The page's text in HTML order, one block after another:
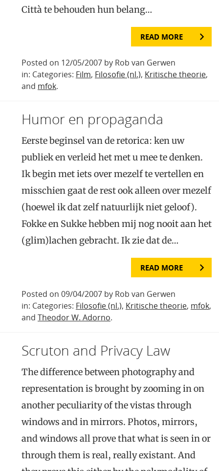
Città te behouden hun belang…
READ MORE
Posted on 12/05/2007 by Rob van Gerwen
in: Categories: Film, Filosofie (nl.), Kritische theorie,
and mfok.
Humor en propaganda
Eerste beginsel van de retorica: ken uw
publiek en verleid het met u mee te denken.
Ik begin met iets over mezelf te vertellen en
misschien gaat de rest ook alleen over mezelf
(hoewel ik dat zelf natuurlijk niet geloof).
Fokke en Sukke hebben mij nog nooit aan het
(glim)lachen gebracht. Ik zie dat de…
READ MORE
Posted on 09/04/2007 by Rob van Gerwen
in: Categories: Filosofie (nl.), Kritische theorie, mfok,
and Theodor W. Adorno.
Scruton and Privacy Law
The difference between photography and
representation is brought by zooming in on
another peculiarity of the vistas through
windows and in mirrors. Photos, mirrors,
and windows all prove that what is seen in or
through them is real, really existant. And